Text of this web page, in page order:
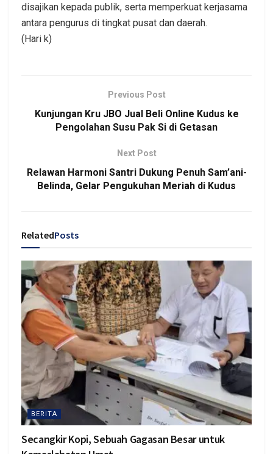
disajikan kepada publik, serta memperkuat kerjasama
antara pengurus di tingkat pusat dan daerah.
(Hari k)
Previous Post
Kunjungan Kru JBO Jual Beli Online Kudus ke
Pengolahan Susu Pak Si di Getasan
Next Post
Relawan Harmoni Santri Dukung Penuh Sam’ani-
Belinda, Gelar Pengukuhan Meriah di Kudus
RelatedPosts
BERITA
Secangkir Kopi, Sebuah Gagasan Besar untuk